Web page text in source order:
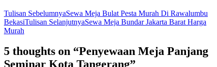
Tulisan SebelumnyaSewa Meja Bulat Pesta Murah Di Rawalumbu
BekasiTulisan SelanjutnyaSewa Meja Bundar Jakarta Barat Harga
Murah
5 thoughts on “Penyewaan Meja Panjang
Seminar Kota Tangerang”